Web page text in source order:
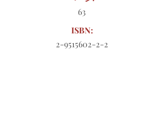
63
ISBN:
2-9515602-2-2